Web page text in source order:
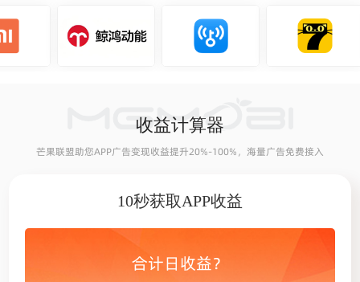
收益计算器
芒果联盟助您APP广告变现收益提升20%-100%，海量广告免费接入
10秒获取APP收益
合计日收益？